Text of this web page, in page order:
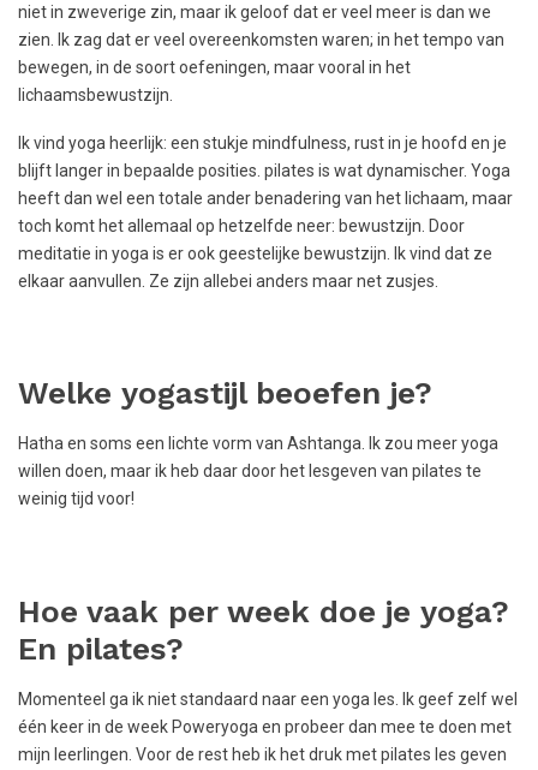
niet in zweverige zin, maar ik geloof dat er veel meer is dan we
zien. Ik zag dat er veel overeenkomsten waren; in het tempo van
bewegen, in de soort oefeningen, maar vooral in het
lichaamsbewustzijn.
Ik vind yoga heerlijk: een stukje mindfulness, rust in je hoofd en je
blijft langer in bepaalde posities. pilates is wat dynamischer. Yoga
heeft dan wel een totale ander benadering van het lichaam, maar
toch komt het allemaal op hetzelfde neer: bewustzijn. Door
meditatie in yoga is er ook geestelijke bewustzijn. Ik vind dat ze
elkaar aanvullen. Ze zijn allebei anders maar net zusjes.
Welke yogastijl beoefen je?
Hatha en soms een lichte vorm van Ashtanga. Ik zou meer yoga
willen doen, maar ik heb daar door het lesgeven van pilates te
weinig tijd voor!
Hoe vaak per week doe je yoga?
En pilates?
Momenteel ga ik niet standaard naar een yoga les. Ik geef zelf wel
één keer in de week Poweryoga en probeer dan mee te doen met
mijn leerlingen. Voor de rest heb ik het druk met pilates les geven